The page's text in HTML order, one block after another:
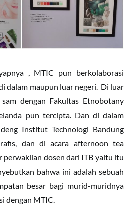
, MTIC pun berkolaborasi
dalam maupun luar negeri. Di luar
dengan Fakultas Etnobotany
pun tercipta. Dan di dalam
Institut Technologi Bandung
dan di acara afternoon tea
perwakilan dosen dari ITB yaitu itu
bahwa ini adalah sebuah
besar bagi murid-muridnya
dengan MTIC.